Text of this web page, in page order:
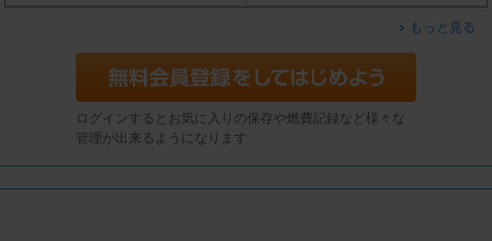
もっと見る
ログインするとお気に入りの保存や燃費記録など様々な
管理が出来るようになります